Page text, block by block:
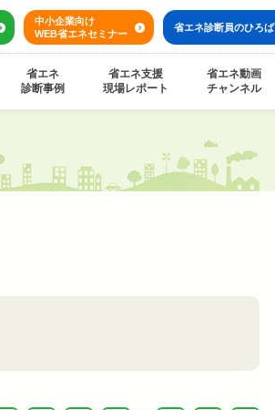
中小企業向け
WEB省エネセミナー
省エネ診断員のひろば
省エネ
診断事例
省エネ支援
現場レポート
省エネ動画
チャンネル